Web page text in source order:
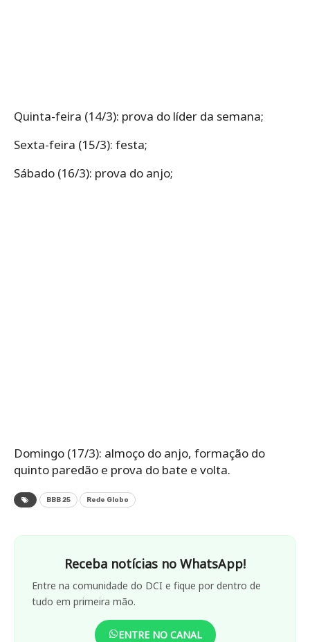
Quinta-feira (14/3): prova do líder da semana;
Sexta-feira (15/3): festa;
Sábado (16/3): prova do anjo;
Domingo (17/3): almoço do anjo, formação do
quinto paredão e prova do bate e volta.
BBB 25 Rede Globo
Receba notícias no WhatsApp!
Entre na comunidade do DCI e fique por dentro de
tudo em primeira mão.
ENTRE NO CANAL